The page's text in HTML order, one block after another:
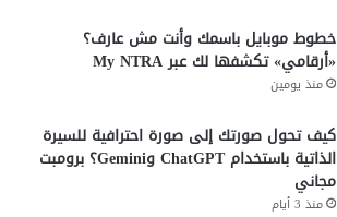
خطوط موبايل باسمك وأنت مش عارف؟
«أرقامي» تكشفها لك عبر My NTRA
منذ يومين
كيف تحول صورتك إلى صورة احترافية للسيرة
الذاتية باستخدام ChatGPT وGemini؟ برومبت
مجاني
منذ 3 أيام